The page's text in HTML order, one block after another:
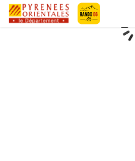
Geotrek-rando